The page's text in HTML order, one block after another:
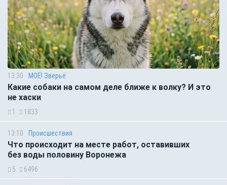
13:30 МОЁ! Зверьё
Какие собаки на самом деле ближе к волку? И это
не хаски
1 1833
13:10 Происшествия
Что происходит на месте работ, оставивших
без воды половину Воронежа
5 6496